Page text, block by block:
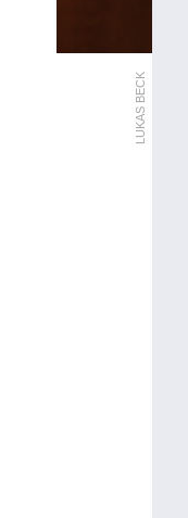
LUKAS BECK